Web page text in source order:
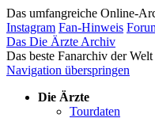
Das umfangreiche Online-
Instagram Fan-Hinweis
Das Die Ärzte Archiv
Das beste Fanarchiv der Welt
Navigation überspringen
Die Ärzte
Tourdaten